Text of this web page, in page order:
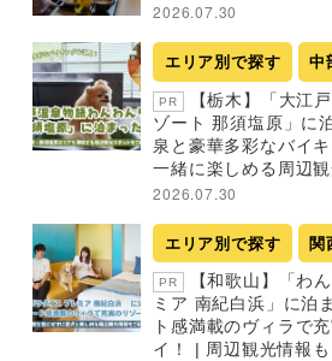
2026.07.30
エリア別で探す 中
PR
【栃木】「大江
ゾート 那須塩原」に
泉と豪華多彩なバイ
一緒に楽しめる周辺
2026.07.30
エリア別で探す 関
PR
【和歌山】「わ
ミア 南紀白浜」に泊
ト感満載のヴィラで
イ！ | 周辺観光情報